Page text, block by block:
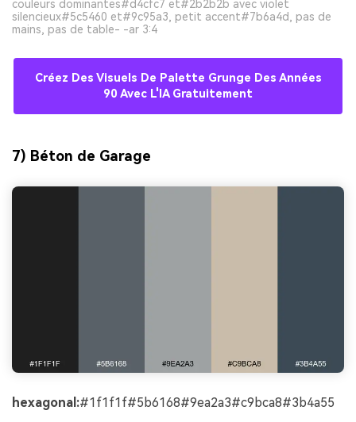
couleurs dominantes#d4cfc7 et#2b2b2b avec violet
silencieux#5c5460 et#9c95a3, petit accent#7b6a4d, pas de
mains, pas de table- -ar 3:4
Créez Des Visuels De Palette Grunge Des Années
90 Avec L'IA Gratuitement
7) Béton de Garage
hexagonal:#1f1f1f#5b6168#9ea2a3#c9bca8#3b4a55